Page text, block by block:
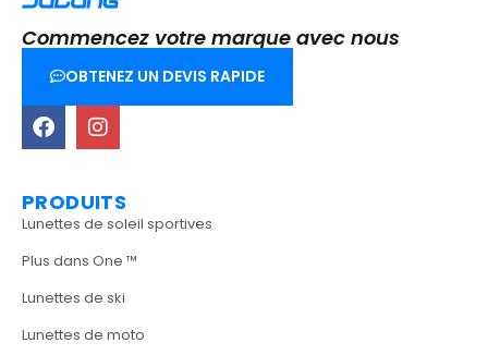
Commencez votre marque avec nous
OBTENEZ UN DEVIS RAPIDE
PRODUITS
Lunettes de soleil sportives
Plus dans One ™
Lunettes de ski
Lunettes de moto